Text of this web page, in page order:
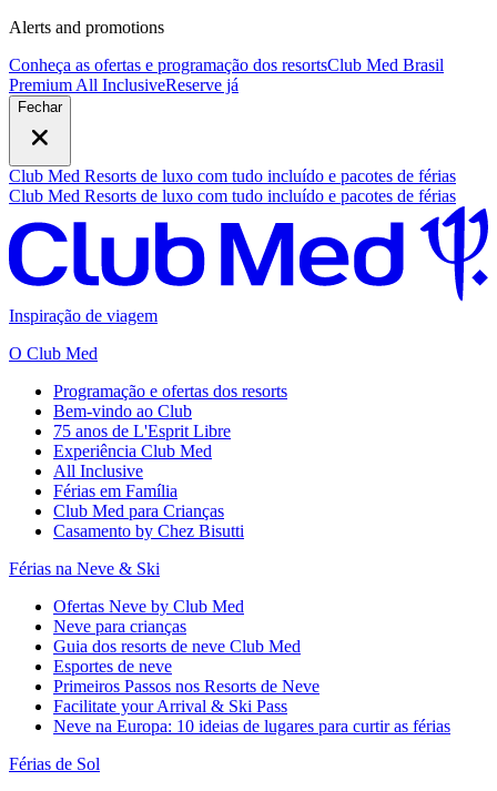
Alerts and promotions
Conheça as ofertas e programação dos resortsClub Med Brasil
Premium All InclusiveReserve já
Fechar
Club Med Resorts de luxo com tudo incluído e pacotes de férias
Club Med Resorts de luxo com tudo incluído e pacotes de férias
Inspiração de viagem
O Club Med
Programação e ofertas dos resorts
Bem-vindo ao Club
75 anos de L'Esprit Libre
Experiência Club Med
All Inclusive
Férias em Família
Club Med para Crianças
Casamento by Chez Bisutti
Férias na Neve & Ski
Ofertas Neve by Club Med
Neve para crianças
Guia dos resorts de neve Club Med
Esportes de neve
Primeiros Passos nos Resorts de Neve
Facilitate your Arrival & Ski Pass
Neve na Europa: 10 ideias de lugares para curtir as férias
Férias de Sol